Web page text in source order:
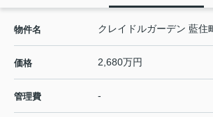
物件名 クレイドルガーデン 藍住
価格 2,680万円
管理費 -